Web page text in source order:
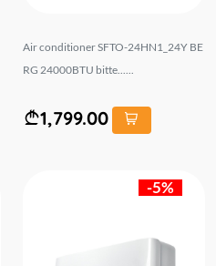
Air conditioner SFTO-24HN1_24Y BE
RG 24000BTU bitte......
1,799.00
-5%